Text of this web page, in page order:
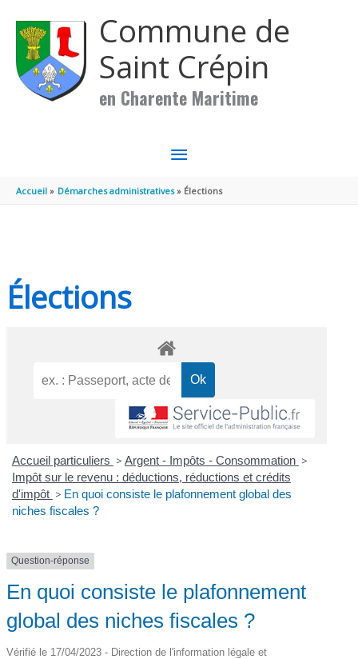
Commune de
Saint Crépin
en Charente Maritime
MENU
PRINCIPAL
Accueil Démarches administratives Élections
Élections
Accueil particuliers > Argent - Impôts - Consommation >
Impôt sur le revenu : déductions, réductions et crédits
d'impôt > En quoi consiste le plafonnement global des
niches fiscales ?
Question-réponse
En quoi consiste le plafonnement
global des niches fiscales ?
Vérifié le 17/04/2023 - Direction de l'information légale et